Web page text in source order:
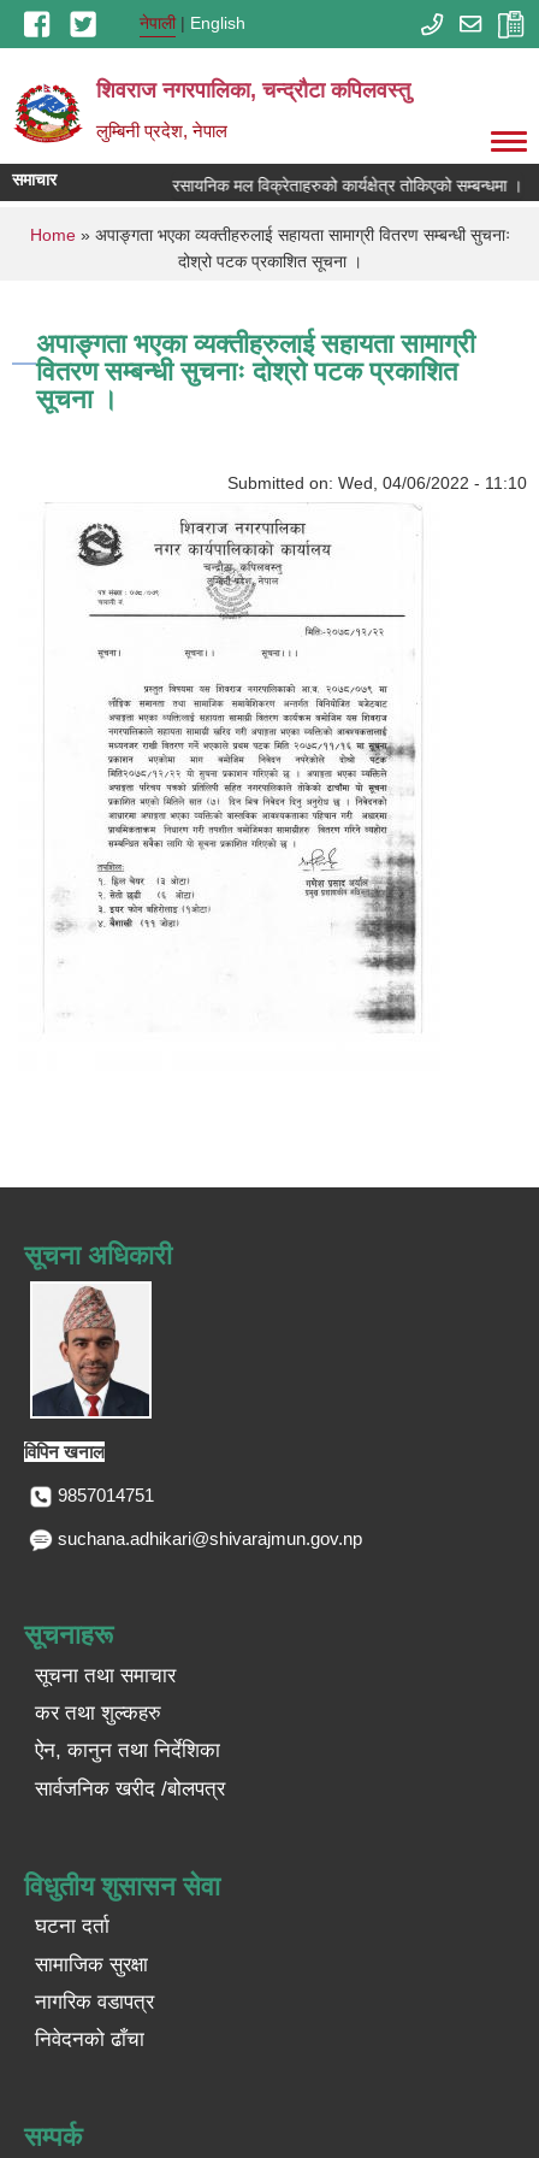
Skip to main contentनेपाली English
शिवराज नगरपालिका, चन्द्राैटा कपिलवस्तु
लुम्बिनी प्रदेश, नेपाल
समाचार रसायनिक मल विक्रेताहरुको कार्यक्षेत्र तोकिएको सम्बन्धमा ।
You are here
Home» अपाङ्गता भएका व्यक्तीहरुलाई सहायता सामाग्री वितरण सम्बन्धी सुचनाः
दोश्रो पटक प्रकाशित सूचना ।
अपाङ्गता भएका व्यक्तीहरुलाई सहायता सामाग्री
वितरण सम्बन्धी सुचनाः दोश्रो पटक प्रकाशित
सूचना ।
Submitted on: Wed, 04/06/2022 - 11:10
सूचना अधिकारी
विपिन खनाल
9857014751
suchana.adhikari@shivarajmun.gov.np
सूचनाहरू
सूचना तथा समाचार
कर तथा शुल्कहरु
ऐन, कानुन तथा निर्देशिका
सार्वजनिक खरीद /बोलपत्र
विधुतीय शुसासन सेवा
घटना दर्ता
सामाजिक सुरक्षा
नागरिक वडापत्र
निवेदनको ढाँचा
सम्पर्क